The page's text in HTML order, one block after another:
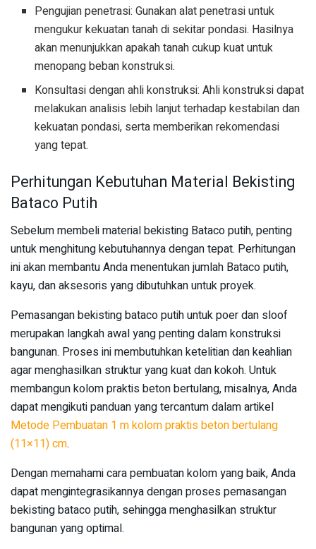
Pengujian penetrasi: Gunakan alat penetrasi untuk
mengukur kekuatan tanah di sekitar pondasi. Hasilnya
akan menunjukkan apakah tanah cukup kuat untuk
menopang beban konstruksi.
Konsultasi dengan ahli konstruksi: Ahli konstruksi dapat
melakukan analisis lebih lanjut terhadap kestabilan dan
kekuatan pondasi, serta memberikan rekomendasi
yang tepat.
Perhitungan Kebutuhan Material Bekisting
Bataco Putih
Sebelum membeli material bekisting Bataco putih, penting
untuk menghitung kebutuhannya dengan tepat. Perhitungan
ini akan membantu Anda menentukan jumlah Bataco putih,
kayu, dan aksesoris yang dibutuhkan untuk proyek.
Pemasangan bekisting bataco putih untuk poer dan sloof
merupakan langkah awal yang penting dalam konstruksi
bangunan. Proses ini membutuhkan ketelitian dan keahlian
agar menghasilkan struktur yang kuat dan kokoh. Untuk
membangun kolom praktis beton bertulang, misalnya, Anda
dapat mengikuti panduan yang tercantum dalam artikel
Metode Pembuatan 1 m kolom praktis beton bertulang
(11×11) cm.
Dengan memahami cara pembuatan kolom yang baik, Anda
dapat mengintegrasikannya dengan proses pemasangan
bekisting bataco putih, sehingga menghasilkan struktur
bangunan yang optimal.